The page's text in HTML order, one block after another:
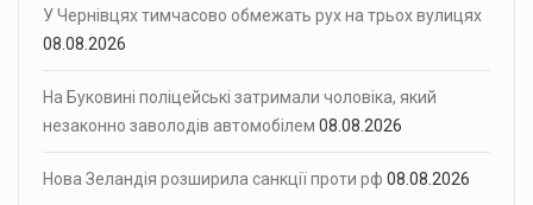
У Чернівцях тимчасово обмежать рух на трьох вулицях
08.08.2026
На Буковині поліцейські затримали чоловіка, який
незаконно заволодів автомобілем 08.08.2026
Нова Зеландія розширила санкції проти рф 08.08.2026